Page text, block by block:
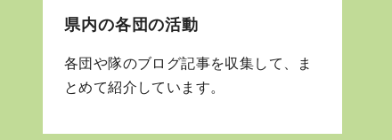
県内の各団の活動
各団や隊のブログ記事を収集して、ま
とめて紹介しています。